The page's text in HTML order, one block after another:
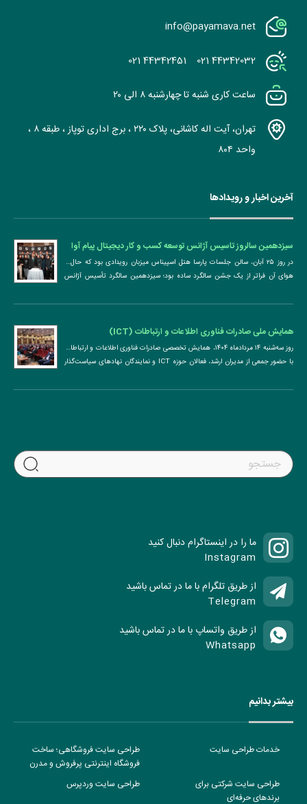
info@payamava.net
021 44342032
021 44342451
ساعت کاری شنبه تا چهارشنبه ۸ الی ۲۰
تهران، آیت اله کاشانی، پلاک ۲۲۰ ، برج اداری توپاز ، طبقه ۸ ،
واحد ۸۰۴
آخرین اخبار و رویدادها
سیزدهمین سالروز تاسیس آژانس توسعه کسب و کار دیجیتال پیام آوا
پردازشدر روز ۲۵ آبان، سالن جلسات پارسا هتل اسپیناس میزبان رویدادی بود که حال ‌و
هوای آن فراتر از یک جشن سالگرد ساده بود؛ سیزدهمین سالگرد تأسیس آژانس
همایش ملی صادرات فناوری اطلاعات و ارتباطات (ICT)
روز سه‌شنبه ۱۴ مردادماه ۱۴۰۴، همایش تخصصی صادرات فناوری اطلاعات و ارتباطات
با حضور جمعی از مدیران ارشد، فعالان حوزه ICT و نمایندگان نهادهای سیاست‌گذار
ما را در اینستاگرام دنبال کنید
Instagram
از طریق تلگرام با ما در تماس باشید
Telegram
از طریق واتساپ با ما در تماس باشید
Whatsapp
بیشتر بدانیم
خدمات طراحی سایت
طراحی سایت فروشگاهی؛ ساخت
فروشگاه اینترنتی پرفروش و مدرن
طراحی سایت شرکتی برای
برندهای حرفه‌ای
طراحی سایت وردپرس